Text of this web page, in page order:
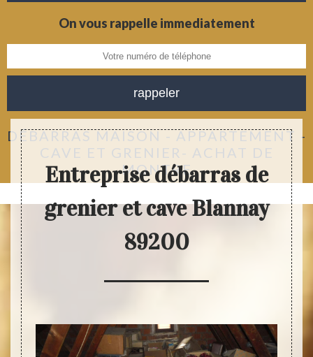
On vous rappelle immediatement
DÉBARRAS MAISON - APPARTEMENT -
CAVE ET GRENIER- ACHAT DE
MONTRE
Entreprise débarras de
grenier et cave Blannay
89200